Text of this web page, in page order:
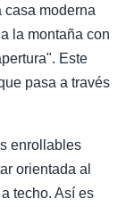
casa moderna
la montaña con
Este
pasa a través
enrollables
orientada al
techo. Así es